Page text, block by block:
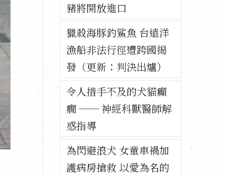
豬將開放進口
獵殺海豚釣鯊魚 台遠洋
漁船非法行徑遭跨國揭
發（更新：判決出爐）
令人措手不及的犬貓癲
癇 ── 神經科獸醫師解
惑指導
為閃避浪犬 女童車禍加
護病房搶救 以愛為名的